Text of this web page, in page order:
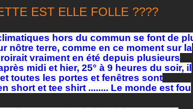
EST ELLE FOLLE ????
hors du commun se font de
nôtre terre, comme en ce moment sur la
vraiment en été depuis plusieurs
midi et hier, 25° à 9 heures du soir, il
toutes les portes et fenêtres sont
short et tee shirt ........ Le monde est fou